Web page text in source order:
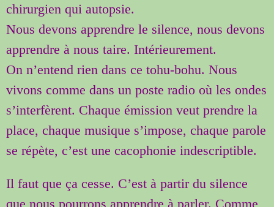
chirurgien qui autopsie.
Nous devons apprendre le silence, nous devons
apprendre à nous taire. Intérieurement.
On n’entend rien dans ce tohu-bohu. Nous
vivons comme dans un poste radio où les ondes
s’interfèrent. Chaque émission veut prendre la
place, chaque musique s’impose, chaque parole
se répète, c’est une cacophonie indescriptible.
Il faut que ça cesse. C’est à partir du silence
que nous pourrons apprendre à parler. Comme